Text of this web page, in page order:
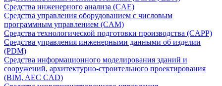
Средства инженерного анализа (CAE)
Средства управления оборудованием с числовым
программным управлением (CAM)
Средства технологической подготовки производства (CAPP)
Средства управления инженерными данными об изделии
(PDM)
Средства информационного моделирования зданий и
сооружений, архитектурно-строительного проектирования
(BIM, AEC CAD)